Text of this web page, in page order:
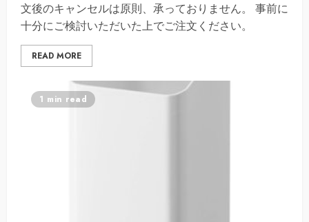
文後のキャンセルは原則、承っておりません。 事前に
十分にご検討いただいた上でご注文ください。
READ MORE
1 min read